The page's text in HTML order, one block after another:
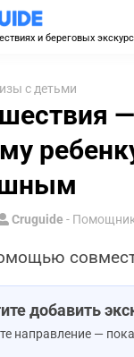
и береговых
с детьми
Cruguide - Помощник
добавить
направление —